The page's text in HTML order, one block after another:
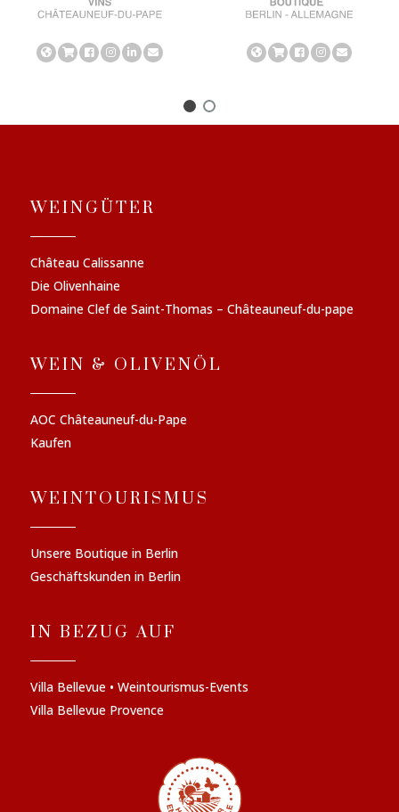
WEINGÜTER
Château Calissanne
Die Olivenhaine
Domaine Clef de Saint-Thomas – Châteauneuf-du-pape
WEIN & OLIVENÖL
AOC Châteauneuf-du-Pape
Kaufen
WEINTOURISMUS
Unsere Boutique in Berlin
Geschäftskunden in Berlin
IN BEZUG AUF
Villa Bellevue • Weintourismus-Events
Villa Bellevue Provence